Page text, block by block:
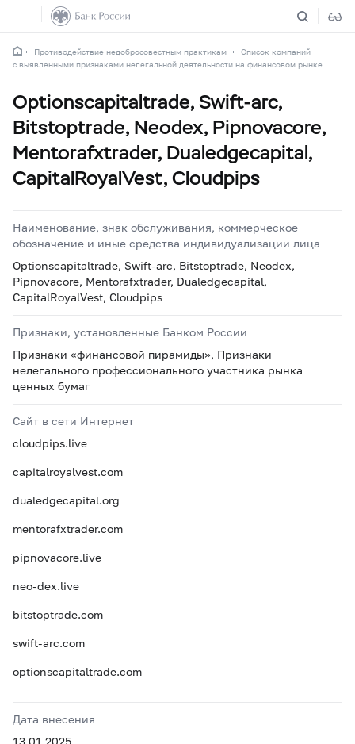
Противодействие недобросовестным практикам
Список компаний
с выявленными признаками нелегальной деятельности на финансовом рынке
Optionscapitaltrade, Swift-arc,
Bitstoptrade, Neodex, Pipnovacore,
Mentorafxtrader, Dualedgecapital,
CapitalRoyalVest, Cloudpips
Наименование, знак обслуживания, коммерческое
обозначение и иные средства индивидуализации лица
Optionscapitaltrade, Swift-arc, Bitstoptrade, Neodex,
Pipnovacore, Mentorafxtrader, Dualedgecapital,
CapitalRoyalVest, Cloudpips
Признаки, установленные Банком России
Признаки «финансовой пирамиды», Признаки
нелегального профессионального участника рынка
ценных бумаг
Сайт в сети Интернет
cloudpips.live
capitalroyalvest.com
dualedgecapital.org
mentorafxtrader.com
pipnovacore.live
neo-dex.live
bitstoptrade.com
swift-arc.com
optionscapitaltrade.com
Дата внесения
13.01.2025